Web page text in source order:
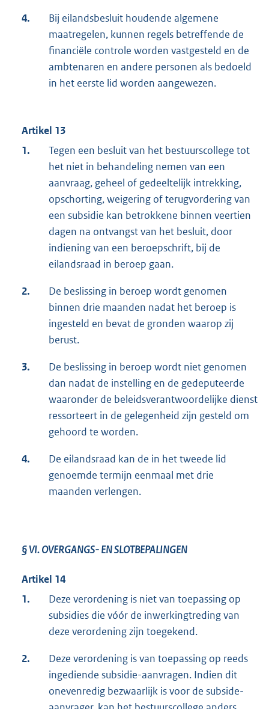
4.
Bij eilandsbesluit houdende algemene
maatregelen, kunnen regels betreffende de
financiële controle worden vastgesteld en de
ambtenaren en andere personen als bedoeld
in het eerste lid worden aangewezen.
Artikel 13
1.
Tegen een besluit van het bestuurscollege tot
het niet in behandeling nemen van een
aanvraag, geheel of gedeeltelijk intrekking,
opschorting, weigering of terugvordering van
een subsidie kan betrokkene binnen veertien
dagen na ontvangst van het besluit, door
indiening van een beroepschrift, bij de
eilandsraad in beroep gaan.
2.
De beslissing in beroep wordt genomen
binnen drie maanden nadat het beroep is
ingesteld en bevat de gronden waarop zij
berust.
3.
De beslissing in beroep wordt niet genomen
dan nadat de instelling en de gedeputeerde
waaronder de beleidsverantwoordelijke dienst
ressorteert in de gelegenheid zijn gesteld om
gehoord te worden.
4.
De eilandsraad kan de in het tweede lid
genoemde termijn eenmaal met drie
maanden verlengen.
§ VI.OVERGANGS- EN SLOTBEPALINGEN
Artikel 14
1.
Deze verordening is niet van toepassing op
subsidies die vóór de inwerkingtreding van
deze verordening zijn toegekend.
2.
Deze verordening is van toepassing op reeds
ingediende subsidie-aanvragen. Indien dit
onevenredig bezwaarlijk is voor de subside-